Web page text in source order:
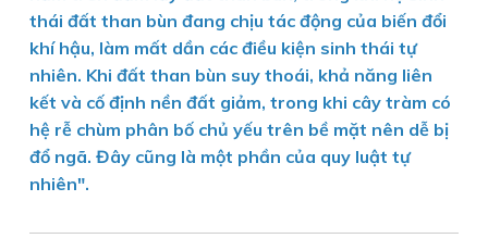
thái đất than bùn đang chịu tác động của biến đổi
khí hậu, làm mất dần các điều kiện sinh thái tự
nhiên. Khi đất than bùn suy thoái, khả năng liên
kết và cố định nền đất giảm, trong khi cây tràm có
hệ rễ chùm phân bố chủ yếu trên bề mặt nên dễ bị
đổ ngã. Đây cũng là một phần của quy luật tự
nhiên".